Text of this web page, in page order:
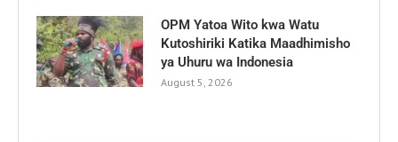
OPM Yatoa Wito kwa Watu
Kutoshiriki Katika Maadhimisho
ya Uhuru wa Indonesia
August 5, 2026